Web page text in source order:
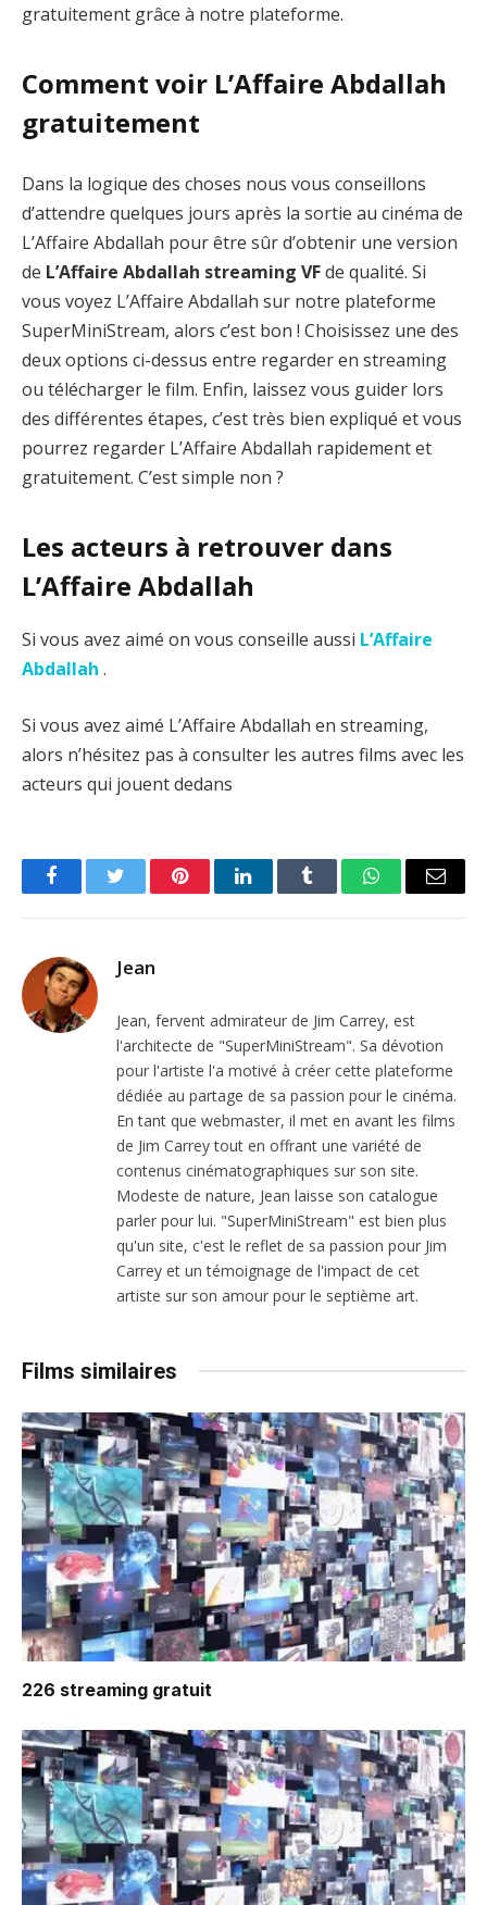
gratuitement grâce à notre plateforme.
Comment voir L’Affaire Abdallah
gratuitement
Dans la logique des choses nous vous conseillons
d’attendre quelques jours après la sortie au cinéma de
L’Affaire Abdallah pour être sûr d’obtenir une version
de L’Affaire Abdallah streaming VFde qualité. Si
vous voyez L’Affaire Abdallah sur notre plateforme
SuperMiniStream, alors c’est bon ! Choisissez une des
deux options ci-dessus entre regarder en streaming
ou télécharger le film. Enfin, laissez vous guider lors
des différentes étapes, c’est très bien expliqué et vous
pourrez regarder L’Affaire Abdallah rapidement et
gratuitement. C’est simple non ?
Les acteurs à retrouver dans
L’Affaire Abdallah
Si vous avez aimé on vous conseille aussi L’Affaire
Abdallah .
Si vous avez aimé L’Affaire Abdallah en streaming,
alors n’hésitez pas à consulter les autres films avec les
acteurs qui jouent dedans
FacebookTwitter PinterestLinkedInTumblr WhatsAppEmail
Jean
Jean, fervent admirateur de Jim Carrey, est
l'architecte de "SuperMiniStream". Sa dévotion
pour l'artiste l'a motivé à créer cette plateforme
dédiée au partage de sa passion pour le cinéma.
En tant que webmaster, il met en avant les films
de Jim Carrey tout en offrant une variété de
contenus cinématographiques sur son site.
Modeste de nature, Jean laisse son catalogue
parler pour lui. "SuperMiniStream" est bien plus
qu'un site, c'est le reflet de sa passion pour Jim
Carrey et un témoignage de l'impact de cet
artiste sur son amour pour le septième art.
Films similaires
226 streaming gratuit